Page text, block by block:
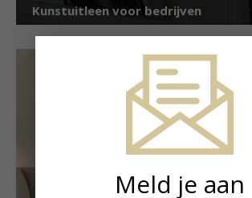
Kunstuitleen voor bedrijven
Meld je aan